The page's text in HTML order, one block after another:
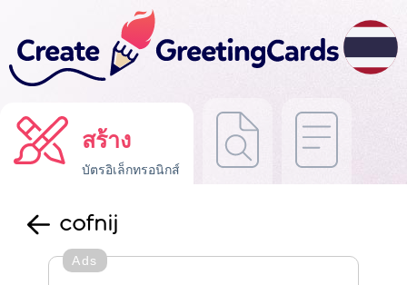
สร้าง
บัตรอิเล็กทรอนิกส์
cofnij
Ads